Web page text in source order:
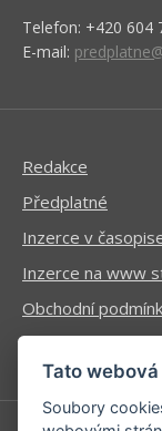
Telefon: +420 604
E-mail:
Redakce
Předplatné
Inzerce v
Inzerce na www
Obchodní
Ochrana osobních
Tato
Soubory